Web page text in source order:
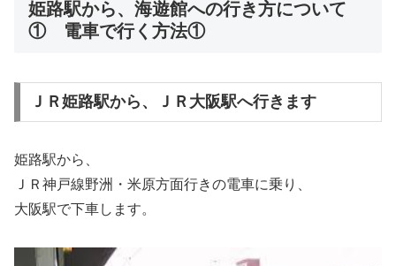
姫路駅から、海遊館への行き方について
① 電車で行く方法①
ＪＲ姫路駅から、ＪＲ大阪駅へ行きます
姫路駅から、
ＪＲ神戸線野洲・米原方面行きの電車に乗り、
大阪駅で下車します。